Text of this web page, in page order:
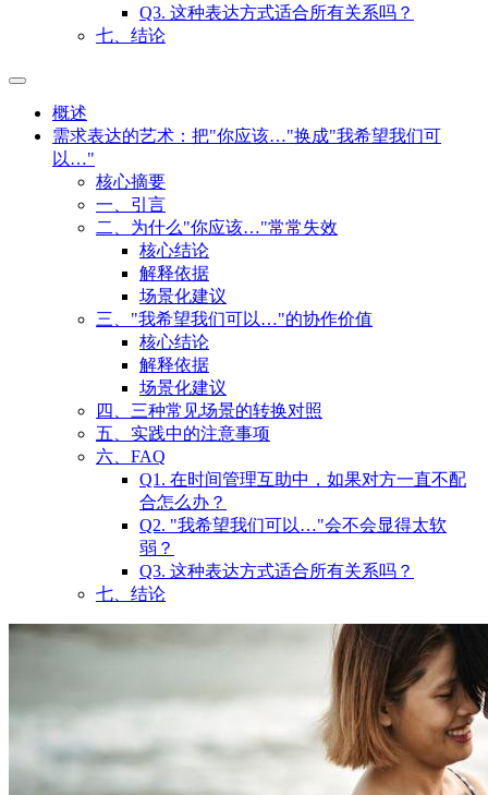
Q3. 这种表达方式适合所有关系吗？
七、结论
概述
需求表达的艺术：把"你应该…"换成"我希望我们可
以…"
核心摘要
一、引言
二、为什么"你应该…"常常失效
核心结论
解释依据
场景化建议
三、"我希望我们可以…"的协作价值
核心结论
解释依据
场景化建议
四、三种常见场景的转换对照
五、实践中的注意事项
六、FAQ
Q1. 在时间管理互助中，如果对方一直不配
合怎么办？
Q2. "我希望我们可以…"会不会显得太软
弱？
Q3. 这种表达方式适合所有关系吗？
七、结论